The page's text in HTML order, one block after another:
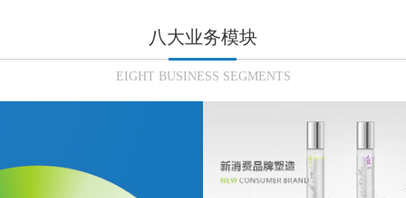
流量...
八大业务模块
EIGHT BUSINESS SEGMENTS